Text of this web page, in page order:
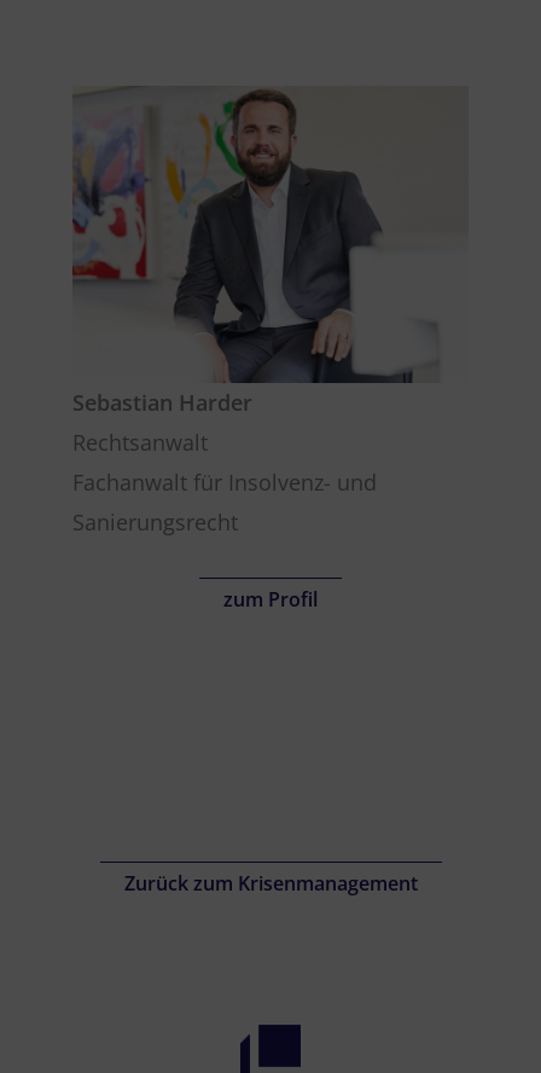
Sebastian Harder
Rechtsanwalt
Fachanwalt für Insolvenz- und
Sanierungsrecht
zum Profil
Zurück zum Krisenmanagement